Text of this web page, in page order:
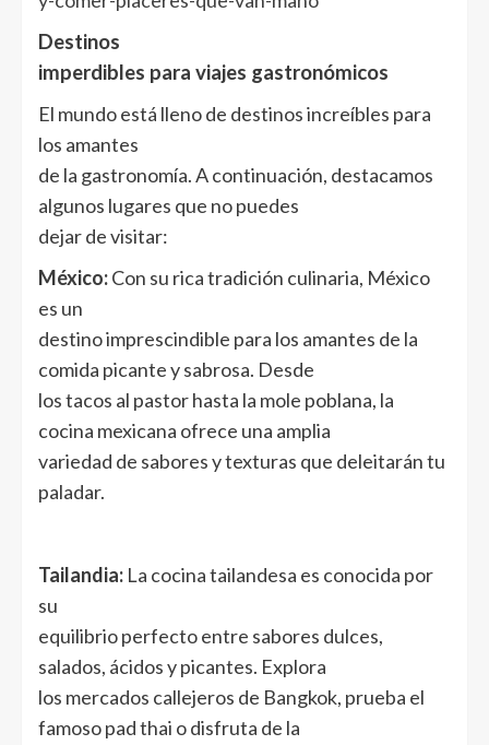
Destinos
imperdibles para viajes gastronómicos
El mundo está lleno de destinos increíbles para
los amantes
de la gastronomía. A continuación, destacamos
algunos lugares que no puedes
dejar de visitar:
México:Con su rica tradición culinaria, México
es un
destino imprescindible para los amantes de la
comida picante y sabrosa. Desde
los tacos al pastor hasta la mole poblana, la
cocina mexicana ofrece una amplia
variedad de sabores y texturas que deleitarán tu
paladar.
Tailandia: La cocina tailandesa es conocida por
su
equilibrio perfecto entre sabores dulces,
salados, ácidos y picantes. Explora
los mercados callejeros de Bangkok, prueba el
famoso pad thai o disfruta de la